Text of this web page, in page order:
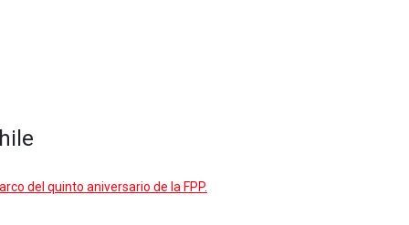
del quinto aniversario de la FPP.